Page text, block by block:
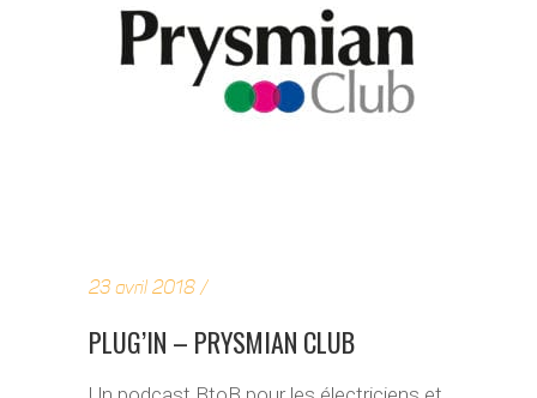
23 avril 2018
PLUG’IN – PRYSMIAN CLUB